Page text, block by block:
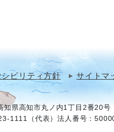
シビリティ方針 サイトマ
知県高知市丸ノ内1丁目2番20号
1111（代表）法人番号：